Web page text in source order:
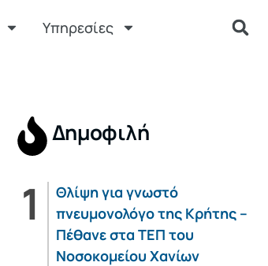
Υπηρεσίες
Δημοφιλή
Θλίψη για γνωστό
πνευμονολόγο της Κρήτης –
Πέθανε στα ΤΕΠ του
Νοσοκομείου Χανίων